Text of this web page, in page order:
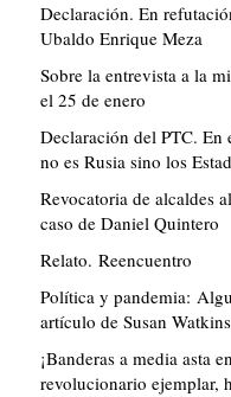
Declaración. En
Ubaldo Enrique Meza
Sobre la entrevista a la
el 25 de enero
Declaración del PTC.
no es Rusia sino los
Revocatoria de alcaldes
caso de Daniel Quintero
Relato. Reencuentro
Política y pandemia:
artículo de Susan Watkins
¡Banderas a media asta
revolucionario ejemplar,